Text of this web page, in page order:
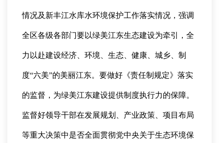
情况及新丰江水库水环境保护工作落实情况，强调
全区各级各部门要以绿美江东生态建设为牵引，全
力以赴建设经济、环境、生态、健康、城乡、制
度“六美”的美丽江东。要做好《责任制规定》落实
的监督，为绿美江东建设提供制度执行力的保障。
监督好领导干部在发展规划、产业政策、项目布局
等重大决策中是否全面贯彻党中央关于生态环境保